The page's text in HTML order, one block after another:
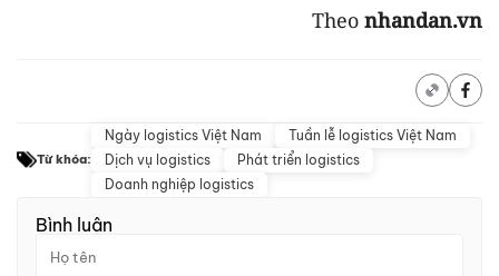
Theo nhandan.vn
Từ khóa:
Ngày logistics Việt Nam
Tuần lễ logistics Việt Nam
Dịch vụ logistics
Phát triển logistics
Doanh nghiệp logistics
Bình luận